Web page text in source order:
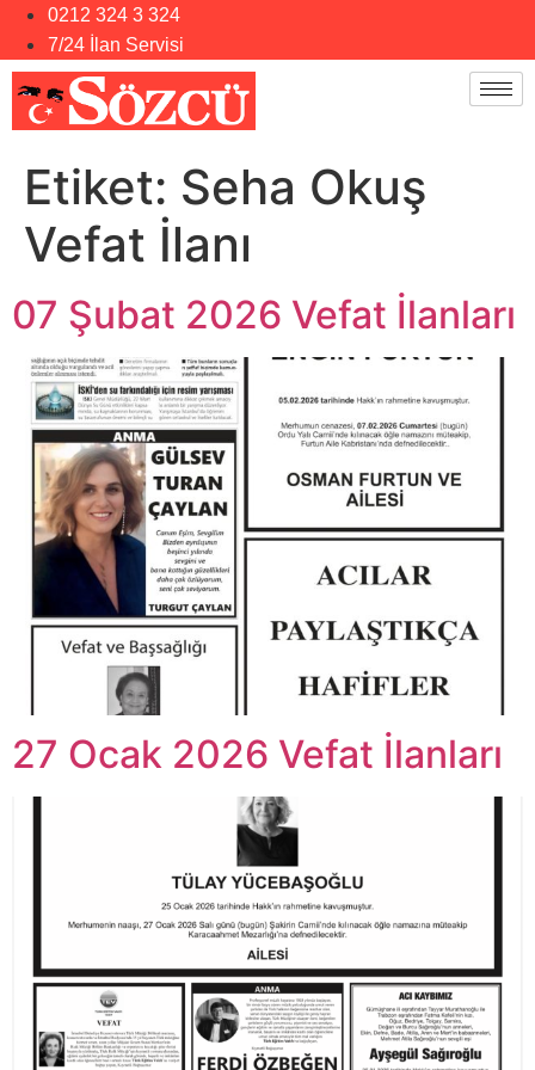
0212 324 3 324
7/24 İlan Servisi
Etiket: Seha Okuş
Vefat İlanı
07 Şubat 2026 Vefat İlanları
27 Ocak 2026 Vefat İlanları